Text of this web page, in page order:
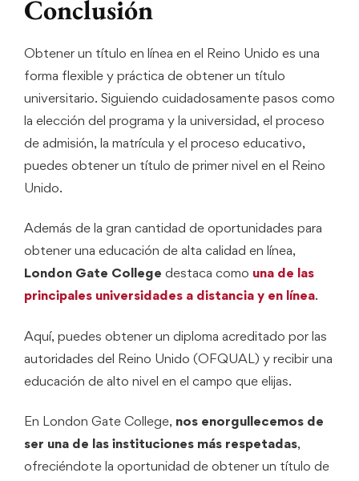
Conclusión
Obtener un título en línea en el Reino Unido es una
forma flexible y práctica de obtener un título
universitario. Siguiendo cuidadosamente pasos como
la elección del programa y la universidad, el proceso
de admisión, la matrícula y el proceso educativo,
puedes obtener un título de primer nivel en el Reino
Unido.
Además de la gran cantidad de oportunidades para
obtener una educación de alta calidad en línea,
London Gate College destaca como una de las
principales universidades a distancia y en línea.
Aquí, puedes obtener un diploma acreditado por las
autoridades del Reino Unido (OFQUAL) y recibir una
educación de alto nivel en el campo que elijas.
En London Gate College, nos enorgullecemos de
ser una de las instituciones más respetadas,
ofreciéndote la oportunidad de obtener un título de